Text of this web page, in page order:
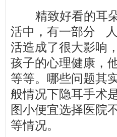
精致好看的耳朵
活中，有一部分
活造成了很大影响
孩子的心理健康，
等等。哪些问题其
般情况下隐耳手术
图小便宜选择医院
等情况。